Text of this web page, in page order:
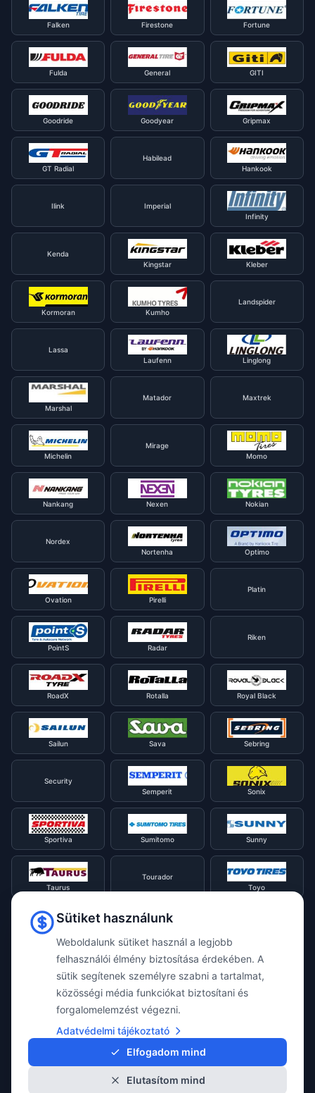
Falken Firestone Fortune
Fulda General GITI
Goodride Goodyear Gripmax
GT Radial
Habilead
Hankook
Ilink
Imperial
Infinity
Kenda
Kingstar
Kleber
Kormoran Kumho
Landspider
Lassa
Laufenn
Linglong
Marshal
Matador Maxtrek
Michelin
Mirage
Momo
Nankang Nexen Nokian
Nordex
Nortenha
Optimo
Ovation Pirelli
Platin
PointS Radar
Riken
RoadX Rotalla Royal Black
Sailun Sava Sebring
Security
Semperit
Sonix
Sportiva Sumitomo Sunny
Taurus
Tourador
Toyo
Tracmax
Uniroyal
Viking Voyager
Vredestein
Sütiket használunk
Weboldalunk sütiket használ a legjobb
felhasználói élmény biztosítása érdekében. A
sütik segítenek személyre szabni a tartalmat,
közösségi média funkciókat biztosítani és
forgalomelemzést végezni.
Adatvédelmi tájékoztató
Elfogadom mind
Elutasítom mind